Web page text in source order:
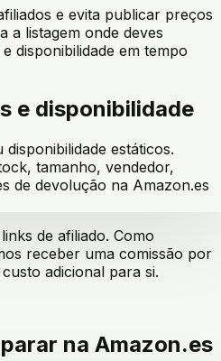
e evita publicar preços
a listagem onde deves
disponibilidade em tempo
e disponibilidade
estáticos.
tamanho, vendedor,
de devolução na Amazon.es
de afiliado. Como
receber uma comissão por
adicional para si.
na Amazon.es